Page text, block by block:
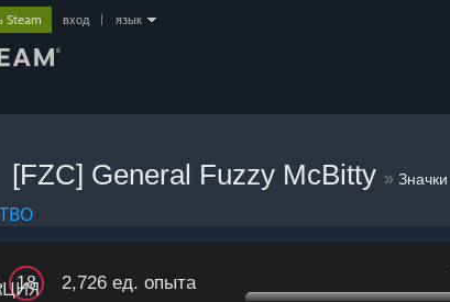
Steam вход язык
[FZC] General Fuzzy McBitty » Значки
18 2,726 ед. опыта